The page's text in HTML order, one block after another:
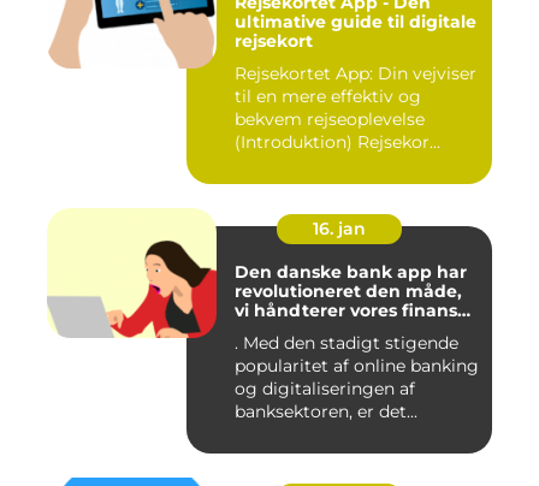
ultimative guide til digitale
rejsekort
Rejsekortet App: Din vejviser
til en mere effektiv og
bekvem rejseoplevelse
(Introduktion) Rejsekor...
16. jan
Den danske bank app har
revolutioneret den måde,
vi håndterer vores finanser
. Med den stadigt stigende
popularitet af online banking
og digitaliseringen af
banksektoren, er det...